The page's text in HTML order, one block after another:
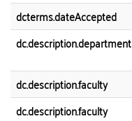
dcterms.dateAccepted
dc.description.department
dc.description.faculty
dc.description.faculty